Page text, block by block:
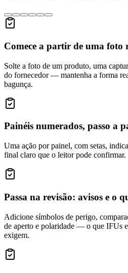
Comece a partir de uma foto
Solte a foto de um produto, uma
do fornecedor — mantenha a forma
bagunça.
Painéis numerados, passo a
Uma ação por painel, com setas,
final claro que o leitor pode confirmar.
Passa na revisão: avisos e o
Adicione símbolos de perigo,
de aperto e polaridade — o que IFUs e
exigem.